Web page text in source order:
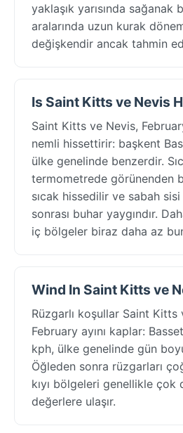
yaklaşık yarısında sağanak
aralarında uzun kurak
değişkendir ancak tahmin
Is Saint Kitts ve Nevis
Saint Kitts ve Nevis,
nemli hissettirir: başkent
ülke genelinde benzerdir.
termometrede görünenden
sıcak hissedilir ve sabah
sonrası buhar yaygındır.
iç bölgeler biraz daha az
Wind In Saint Kitts ve
Rüzgarlı koşullar Saint Kitts
February ayını kaplar:
kph, ülke genelinde gün
Öğleden sonra rüzgarları
kıyı bölgeleri genellikle çok
değerlere ulaşır.